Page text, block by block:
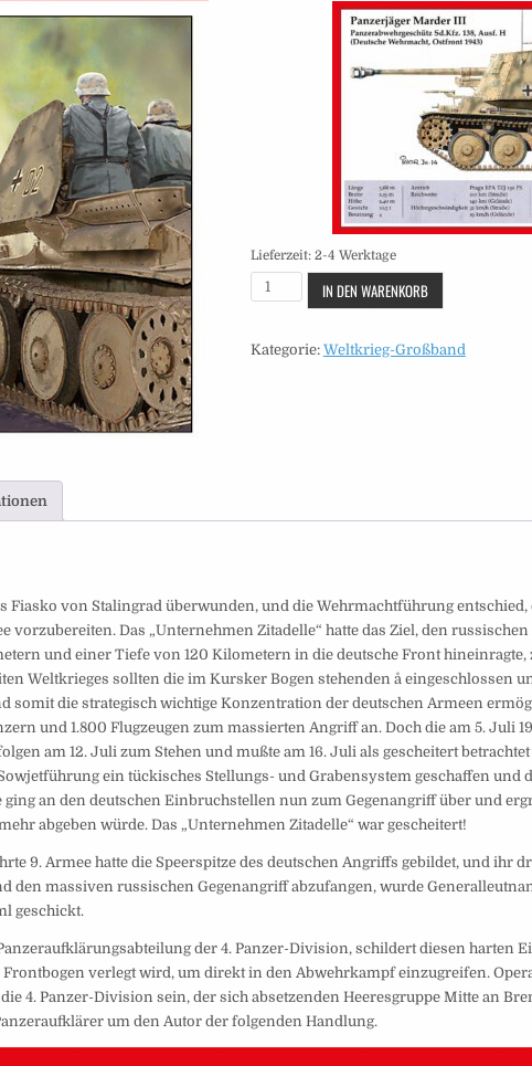
Lieferzeit: 2-4 Werktage
Großband
-
8
IN DEN WARENKORB
Kategorie: Weltkrieg-Großband
Fiasko von Stalingrad überwunden, und die Wehrmachtführung
vorzubereiten. Das „Unternehmen Zitadelle“ hatte das Ziel, den
und einer Tiefe von 120 Kilometern in die deutsche Front hineinragte,
Weltkrieges sollten die im Kursker Bogen stehenden å eingeschlossen
somit die strategisch wichtige Konzentration der deutschen Armeen
und 1.800 Flugzeugen zum massierten Angriff an. Doch die am 5. Juli
am 12. Juli zum Stehen und mußte am 16. Juli als gescheitert
ein tückisches Stellungs- und Grabensystem geschaffen und
an den deutschen Einbruchstellen nun zum Gegenangriff über und
abgeben würde. Das „Unternehmen Zitadelle“ war gescheitert!
9. Armee hatte die Speerspitze des deutschen Angriffs gebildet, und ihr
den massiven russischen Gegenangriff abzufangen, wurde
geschickt.
der 4. Panzer-Division, schildert diesen harten
verlegt wird, um direkt in den Abwehrkampf einzugreifen.
4. Panzer-Division sein, der sich absetzenden Heeresgruppe Mitte an
um den Autor der folgenden Handlung.